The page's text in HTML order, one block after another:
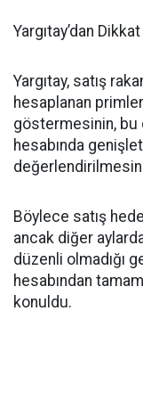
Yargıtay’dan
Yargıtay, satış
hesaplanan
göstermesinin, bu
hesabında
Böylece satış
ancak diğer
düzenli olmadığı
hesabından
konuldu.